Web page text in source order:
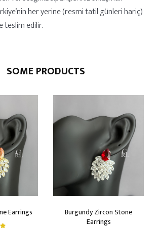
her yerine (resmi tatil günleri hariç)
teslim edilir.
SOME PRODUCTS
Earrings
Burgundy Zircon Stone
Earrings